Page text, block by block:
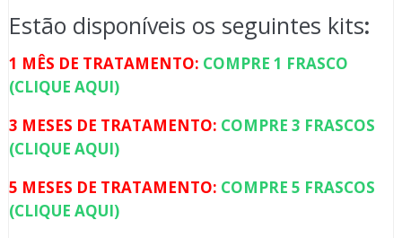
Estão disponíveis os seguintes kits:
1 MÊS DE TRATAMENTO: COMPRE 1 FRASCO
(CLIQUE AQUI)
3 MESES DE TRATAMENTO: COMPRE 3 FRASCOS
(CLIQUE AQUI)
5 MESES DE TRATAMENTO: COMPRE 5 FRASCOS
(CLIQUE AQUI)